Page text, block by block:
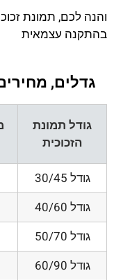
והנה לכם, תמונת
בהתקנה עצמאית
גדלים,
גודל תמונת
הזכוכית
גודל 30/45
גודל 40/60
גודל 50/70
גודל 60/90